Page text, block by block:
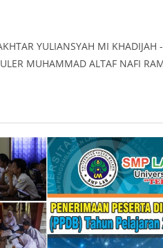
YULIANSYAH MI
MUHAMMAD ALTAF NAFI